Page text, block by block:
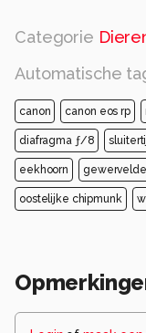
Categorie
Automatische
canon canon eos rp
diafragma ƒ/8
eekhoorn gewervelde
oostelijke chipmunk